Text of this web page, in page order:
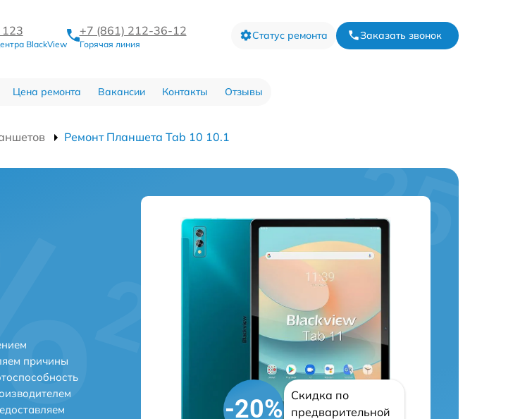
123
BlackView
+7 (861) 212-36-12
Горячая линия
Статус ремонта Заказать звонок
Цена ремонта Вакансии Контакты Отзывы
Ремонт Планшета Tab 10 10.1
причины
-20%
Скидка по
предварительной